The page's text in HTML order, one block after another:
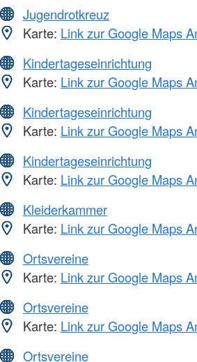
Jugendrotkreuz
Karte: Link zur Google Maps
Kindertageseinrichtung
Karte: Link zur Google Maps
Kindertageseinrichtung
Karte: Link zur Google Maps
Kindertageseinrichtung
Karte: Link zur Google Maps
Kleiderkammer
Karte: Link zur Google Maps
Ortsvereine
Karte: Link zur Google Maps
Ortsvereine
Karte: Link zur Google Maps
Ortsvereine